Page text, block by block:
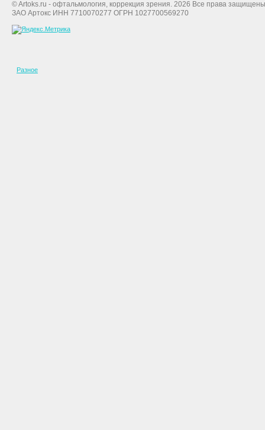
© Artoks.ru - офтальмология, коррекция зрения. 2026 Все права
ЗАО Артокс ИНН 7710070277 ОГРН 1027700569270
Разное